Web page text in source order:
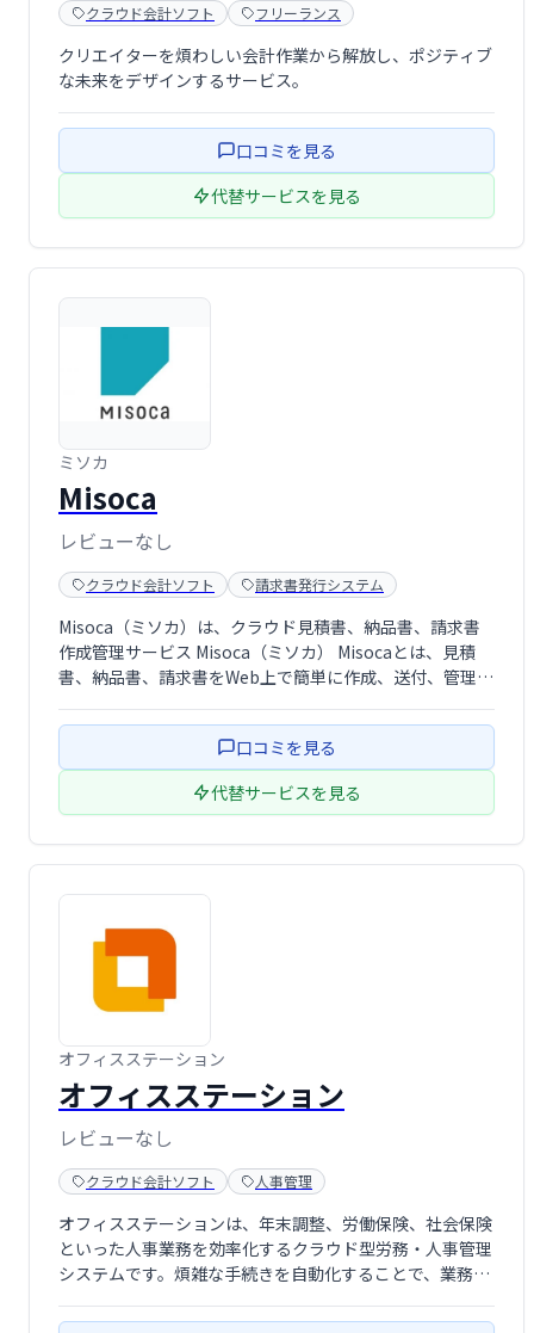
クラウド会計ソフト フリーランス
クリエイターを煩わしい会計作業から解放し、ポジティブ
な未来をデザインするサービス。
口コミを見る
代替サービスを見る
ミソカ
Misoca
レビューなし
クラウド会計ソフト 請求書発行システム
Misoca（ミソカ）は、クラウド見積書、納品書、請求書
作成管理サービス Misoca（ミソカ） Misocaとは、見積
書、納品書、請求書をWeb上で簡単に作成、送付、管理で
口コミを見る
代替サービスを見る
オフィスステーション
オフィスステーション
レビューなし
クラウド会計ソフト 人事管理
オフィスステーションは、年末調整、労働保険、社会保険
といった人事業務を効率化するクラウド型労務・人事管理
システムです。煩雑な手続きを自動化することで、業務時
負担を軽減し、業務の効率化をサポートします。